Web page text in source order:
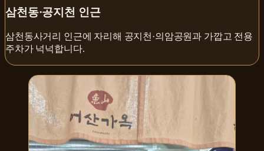
삼천동·공지천 인근
삼천동사거리 인근에 자리해 공지천·의암공원과 가깝고 전용
주차가 넉넉합니다.